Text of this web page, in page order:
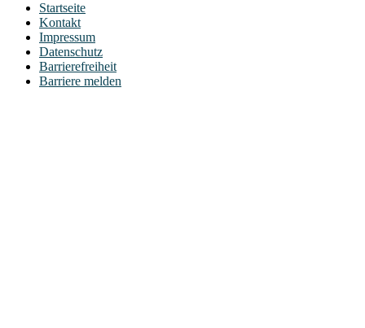
Startseite
Kontakt
Impressum
Datenschutz
Barrierefreiheit
Barriere melden